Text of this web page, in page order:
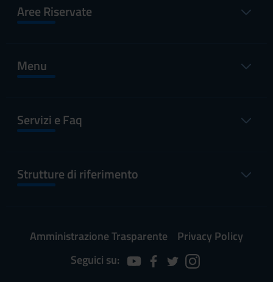
Aree Riservate
Menu
Servizi e Faq
Strutture di riferimento
Amministrazione Trasparente
Privacy Policy
Seguici su: